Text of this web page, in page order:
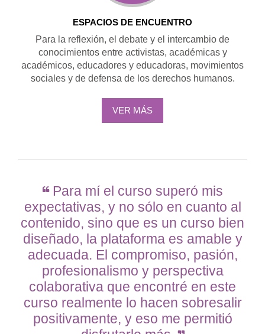
ESPACIOS DE ENCUENTRO
Para la reflexión, el debate y el intercambio de
conocimientos entre activistas, académicas y
académicos, educadores y educadoras, movimientos
sociales y de defensa de los derechos humanos.
VER MÁS
Para mí el curso superó mis
expectativas, y no sólo en cuanto al
contenido, sino que es un curso bien
diseñado, la plataforma es amable y
adecuada. El compromiso, pasión,
profesionalismo y perspectiva
colaborativa que encontré en este
curso realmente lo hacen sobresalir
positivamente, y eso me permitió